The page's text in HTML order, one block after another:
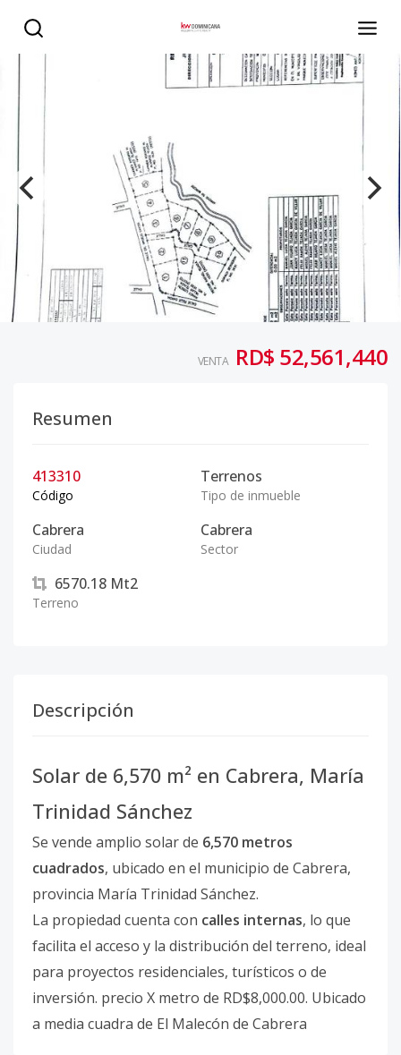
VENTA RD$ 52,561,440
Resumen
413310
Código
Terrenos
Tipo de inmueble
Cabrera
Ciudad
Cabrera
Sector
6570.18 Mt2
Terreno
Descripción
Solar de 6,570 m² en Cabrera, María
Trinidad Sánchez
Se vende amplio solar de 6,570 metros
cuadrados, ubicado en el municipio de Cabrera,
provincia María Trinidad Sánchez.
La propiedad cuenta con calles internas, lo que
facilita el acceso y la distribución del terreno, ideal
para proyectos residenciales, turísticos o de
inversión. precio X metro de RD$8,000.00. Ubicado
a media cuadra de El Malecón de Cabrera